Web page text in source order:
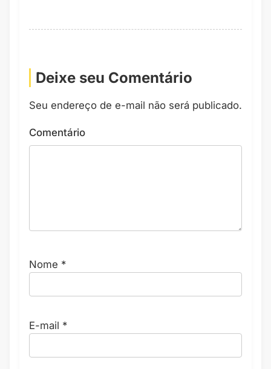
Deixe seu Comentário
Seu endereço de e-mail não será publicado.
Comentário
Nome *
E-mail *